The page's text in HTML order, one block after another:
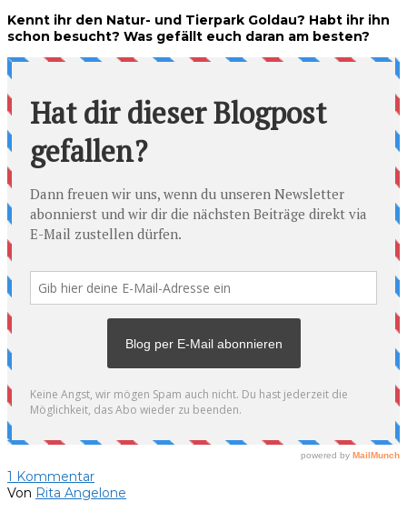
Kennt ihr den Natur- und Tierpark Goldau? Habt ihr ihn
schon besucht? Was gefällt euch daran am besten?
1 Kommentar
Von Rita Angelone